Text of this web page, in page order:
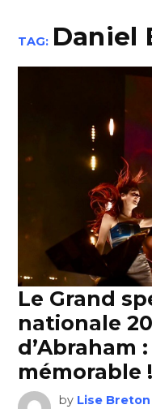
TAG: Daniel
Le Grand
nationale
d’Abraham
mémorable !
by Lise Breton